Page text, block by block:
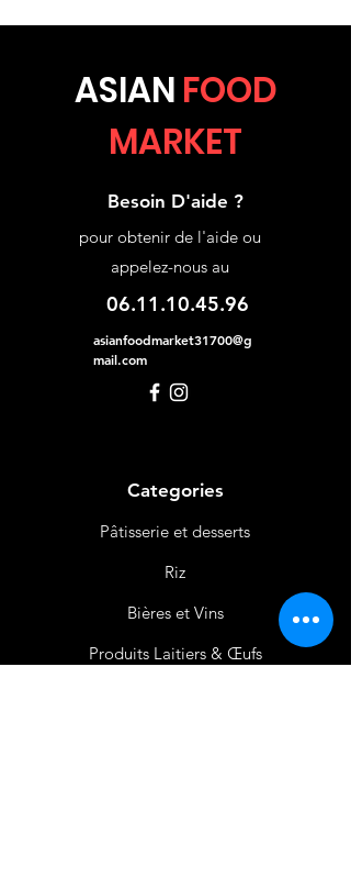
ASIAN FOOD
MARKET
Besoin D'aide ?
pour obtenir de l'aide ou
appelez-nous au
06.11.10.45.96
asianfoodmarket31700@g
mail.com
Categories
Pâtisserie et desserts
Riz
Bièreset Vins
Produits Laitiers & Œufs